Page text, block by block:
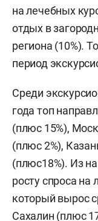
на лечебных
отдых в
региона (10%).
период
Среди
года топ
(плюс 15%),
(плюс 2%),
(плюс18%). Из
росту спроса на
который вырос
Сахалин (плюс